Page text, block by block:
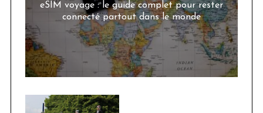
eSIM voyage : le guide complet pour rester
connecté partout dans le monde